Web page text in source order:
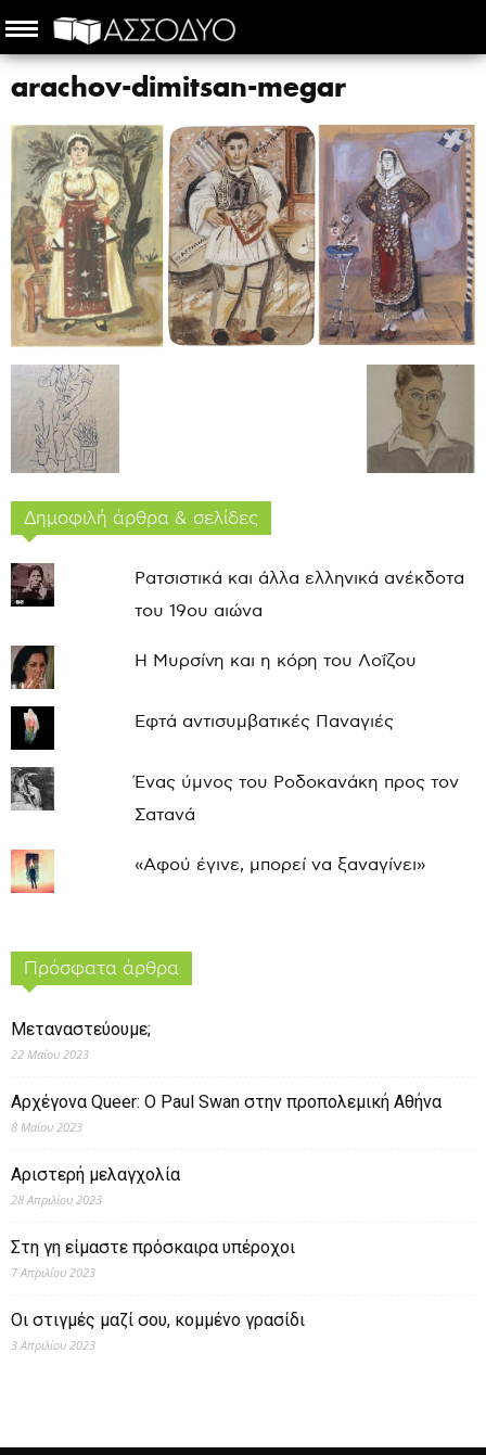
arachov-dimitsan-megar
Δημοφιλή άρθρα & σελίδες
Ρατσιστικά και άλλα ελληνικά ανέκδοτα
του 19ου αιώνα
Η Μυρσίνη και η κόρη του Λοΐζου
Εφτά αντισυμβατικές Παναγιές
Ένας ύμνος του Ροδοκανάκη προς τον
Σατανά
«Αφού έγινε, μπορεί να ξαναγίνει»
Πρόσφατα άρθρα
Μεταναστεύουμε;
22 Μαΐου 2023
Αρχέγονα Queer: O Paul Swan στην προπολεμική Αθήνα
8 Μαΐου 2023
Αριστερή μελαγχολία
28 Απριλίου 2023
Στη γη είμαστε πρόσκαιρα υπέροχοι
7 Απριλίου 2023
Οι στιγμές μαζί σου, κομμένο γρασίδι
3 Απριλίου 2023